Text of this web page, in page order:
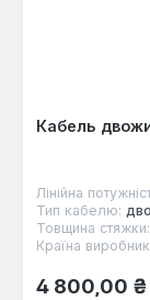
Кабель
Лінійна
Тип кабелю:
Товщина стяжки:
Країна
Звичайна
4 800,00 ₴